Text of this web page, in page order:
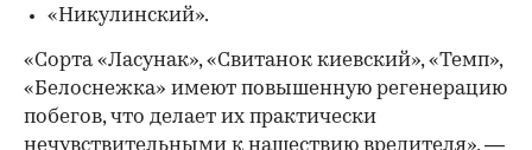
«Никулинский».
«Сорта «Ласунак», «Свитанок киевский», «Темп»,
«Белоснежка» имеют повышенную регенерацию
побегов, что делает их практически
нечувствительными к нашествию вредителя», —